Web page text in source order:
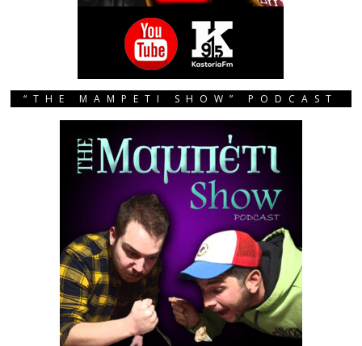
“THE MAMPETI SHOW” PODCAST